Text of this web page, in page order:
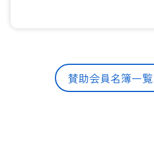
賛助会員名簿一